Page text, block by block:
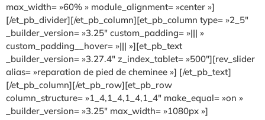
max_width= »60% » module_alignment= »center »]
[/et_pb_divider][/et_pb_column][et_pb_column type= »2_5″
_builder_version= »3.25″ custom_padding= »||| »
custom_padding__hover= »||| »][et_pb_text
_builder_version= »3.27.4″ z_index_tablet= »500″][rev_slider
alias= »reparation de pied de cheminee »] [/et_pb_text]
[/et_pb_column][/et_pb_row][et_pb_row
column_structure= »1_4,1_4,1_4,1_4″ make_equal= »on »
_builder_version= »3.25″ max_width= »1080px »]